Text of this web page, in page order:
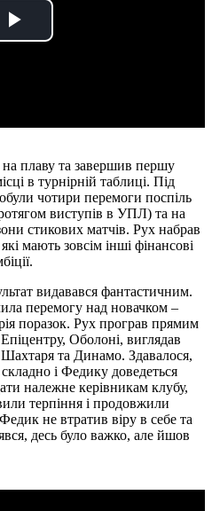
Play
плаву та завершив першу
в турнірній таблиці. Під
чотири перемоги поспіль
виступів в УПЛ) та на
стикових матчів. Рух набрав
мають зовсім інші фінансові
видавався фантастичним.
перемогу над новачком –
поразок. Рух програв прямим
Оболоні, виглядав
та Динамо. Здавалося,
і Федику доведеться
належне керівникам клубу,
терпіння і продовжили
не втратив віру в себе та
десь було важко, але йшов